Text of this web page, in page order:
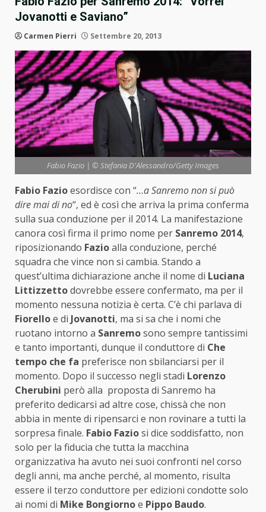
Jovanotti e Saviano”
Carmen Pierri Settembre 20, 2013
Fabio Fazio | © Stefania D'Alessandro/Getty Images
Fabio Fazioesordisce con “…a Sanremo non si può
dire mai di no“, ed è così che arriva la prima conferma
sulla sua conduzione per il 2014. La manifestazione
canora così firma il primo nome per Sanremo 2014,
riposizionando Fazioalla conduzione, perché
squadra che vince non si cambia. Stando a
quest’ultima dichiarazione anche il nome di Luciana
Littizzettodovrebbe essere confermato, ma per il
momento nessuna notizia è certa. C’è chi parlava di
Fiorelloe di Jovanotti, ma si sa che i nomi che
ruotano intorno a Sanremosono sempre tantissimi
e tanto importanti, dunque il conduttore di Che
tempo che fa preferisce non sbilanciarsi per il
momento. Dopo il successo negli stadi Lorenzo
Cherubini però alla proposta di Sanremo ha
preferito dedicarsi ad altre cose, chissà che non
abbia in mente di ripensarci e non rovinare a tutti la
sorpresa finale. Fabio Faziosi dice soddisfatto, non
solo per la fiducia che tutta la macchina
organizzativa ha avuto nei suoi confronti nel corso
degli anni, ma anche perché, al momento, risulta
essere il terzo conduttore per edizioni condotte solo
ai nomi di Mike Bongiornoe Pippo Baudo.